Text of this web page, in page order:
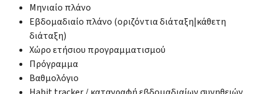
Μηνιαίο πλάνο
Εβδομαδιαίο πλάνο (οριζόντια διάταξη|κάθετη
διάταξη)
Χώρο ετήσιου προγραμματισμού
Πρόγραμμα
Βαθμολόγιο